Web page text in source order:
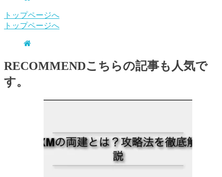
トップページへ
トップページへ
RECOMMENDこちらの記事も人気で
す。